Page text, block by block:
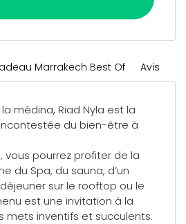
Marrakech Best Of Avis
médina, Riad Nyla est la
du bien-être à
vous pourrez profiter de la
du Spa, du sauna, d’un
sur le rooftop ou le
est une invitation à la
mets inventifs et succulents.